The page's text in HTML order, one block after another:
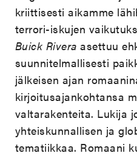
kriittisesti aikamme
terrori-iskujen
Buick Rivera asettuu
suunnitelmallisesti
jälkeisen ajan
kirjoitusajankohtansa
valtarakenteita. Lukija
yhteiskunnallisen ja
tematiikkaa. Romaani